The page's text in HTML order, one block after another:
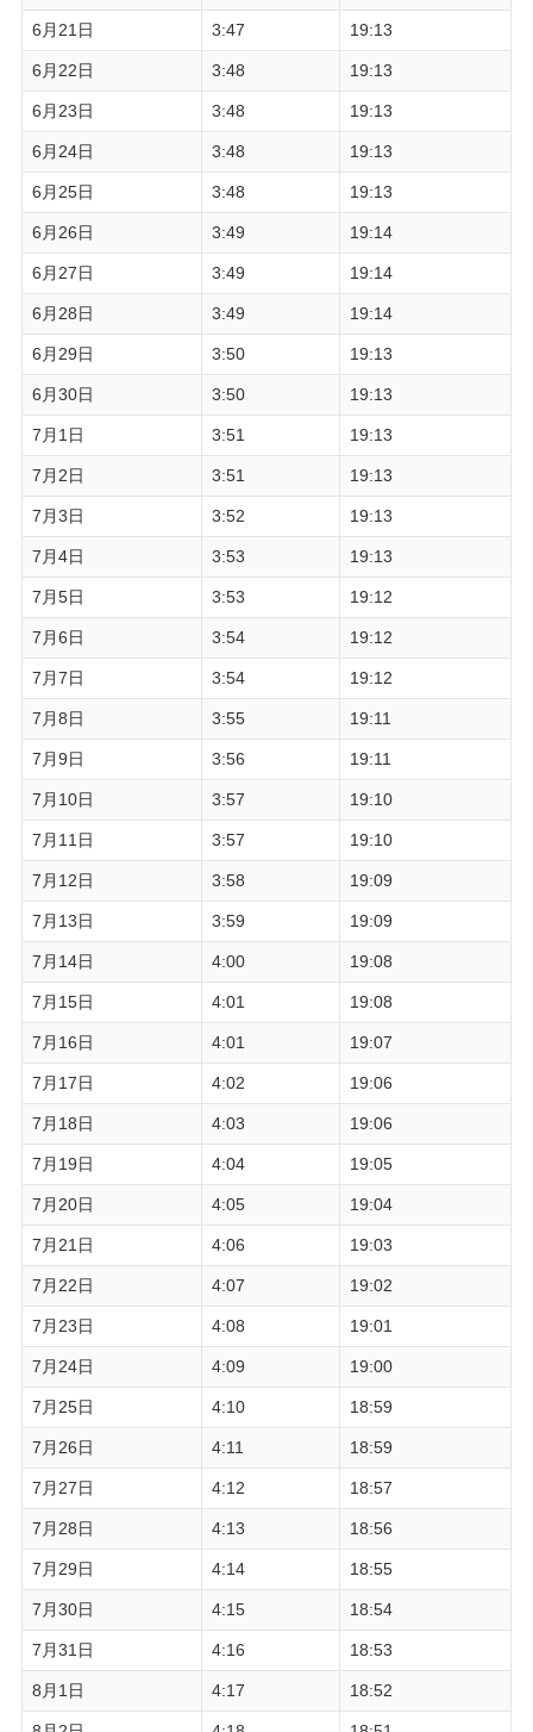
6月21日 3:47 19:13
6月22日 3:48 19:13
6月23日 3:48 19:13
6月24日 3:48 19:13
6月25日 3:48 19:13
6月26日 3:49 19:14
6月27日 3:49 19:14
6月28日 3:49 19:14
6月29日 3:50 19:13
6月30日 3:50 19:13
7月1日 3:51 19:13
7月2日 3:51 19:13
7月3日 3:52 19:13
7月4日 3:53 19:13
7月5日 3:53 19:12
7月6日 3:54 19:12
7月7日 3:54 19:12
7月8日 3:55 19:11
7月9日 3:56 19:11
7月10日 3:57 19:10
7月11日 3:57 19:10
7月12日 3:58 19:09
7月13日 3:59 19:09
7月14日 4:00 19:08
7月15日 4:01 19:08
7月16日 4:01 19:07
7月17日 4:02 19:06
7月18日 4:03 19:06
7月19日 4:04 19:05
7月20日 4:05 19:04
7月21日 4:06 19:03
7月22日 4:07 19:02
7月23日 4:08 19:01
7月24日 4:09 19:00
7月25日 4:10 18:59
7月26日 4:11 18:59
7月27日 4:12 18:57
7月28日 4:13 18:56
7月29日 4:14 18:55
7月30日 4:15 18:54
7月31日 4:16 18:53
8月1日 4:17 18:52